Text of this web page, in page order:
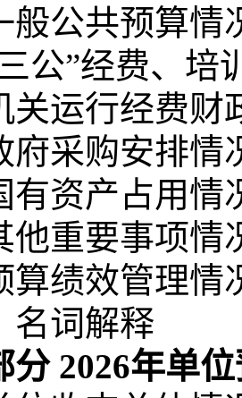
般公共预算情
公”经费、培
关运行经费财
府采购安排情
有资产占用情
他重要事项情
算绩效管理情
名词解释
分2026年单